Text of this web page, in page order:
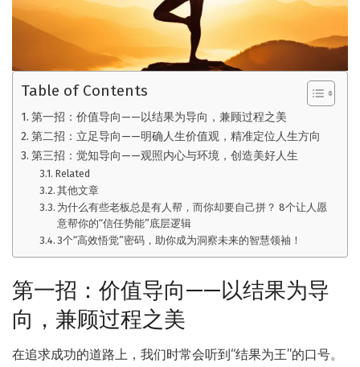
Table of Contents
第一招：价值导向——以结果为导向，兼顾过程之美
第二招：立足导向——明确人生价值观，精准定位人生方向
第三招：觉知导向——观照内心与环境，创造美好人生
Related
其他文章
为什么有些老板总是有人帮，而你却要自己拼？ 8个让人愿
意帮你的“信任势能”底层逻辑
3个“高效悟觉”密码，助你成为洞察未来的智慧领袖！
第一招：价值导向——以结果为导
向，兼顾过程之美
在追求成功的道路上，我们时常会听到“结果为王”的口号。